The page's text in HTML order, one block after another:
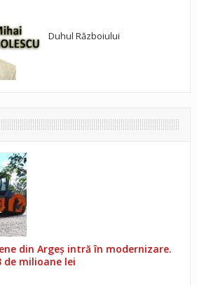
Duhul Războiului
din Argeș intră în modernizare.
de milioane lei